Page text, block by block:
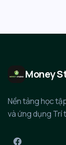
Money
Nền tảng học
và ứng dụng Trí